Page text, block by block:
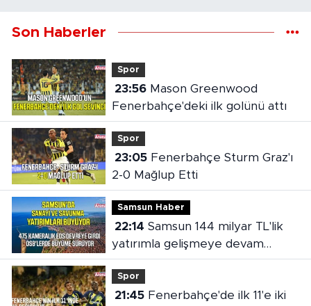
Son Haberler
Spor
23:56Mason Greenwood
Fenerbahçe'deki ilk golünü attı
Spor
23:05Fenerbahçe Sturm Graz'ı
2-0 Mağlup Etti
Samsun Haber
22:14
yatırımla gelişmeye devam
ediyor
Spor
21:45Fenerbahçe'de ilk 11'e iki